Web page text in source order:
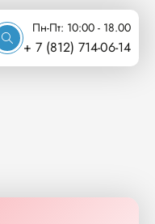
Пн-Пт: 10:00 - 18.00
+ 7 (812) 714-06-14